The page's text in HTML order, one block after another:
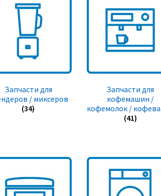
Запчасти для
/ миксеров
(34)
Запчасти для
кофемашин /
кофемолок /
(41)